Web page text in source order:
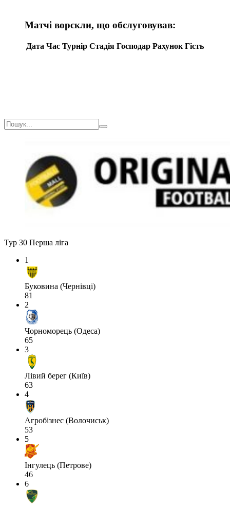
Матчі ворскли, що обслуговував:
Дата Час Турнір Стадія Господар Рахунок Гість
Тур 30 Перша ліга
1
Буковина (Чернівці)
81
2
Чорноморець (Одеса)
65
3
Лівий берег (Київ)
63
4
Агробізнес (Волочиськ)
53
5
Інгулець (Петрове)
46
6